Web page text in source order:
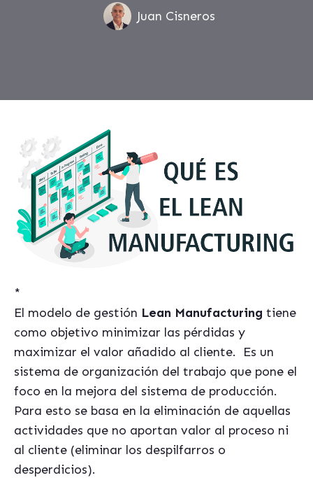
Juan Cisneros
*
El modelo de gestión Lean Manufacturing tiene
como objetivo minimizar las pérdidas y
maximizar el valor añadido al cliente. Es un
sistema de organización del trabajo que pone el
foco en la mejora del sistema de producción.
Para esto se basa en la eliminación de aquellas
actividades que no aportan valor al proceso ni
al cliente (eliminar los despilfarros o
desperdicios).